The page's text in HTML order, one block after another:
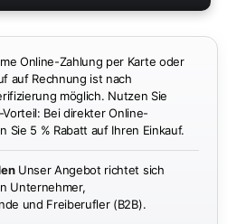
Online-Zahlung per Karte oder
auf Rechnung ist nach
möglich. Nutzen Sie
Bei direkter Online-
Sie 5 % Rabatt auf Ihren Einkauf.
Unser Angebot richtet sich
Unternehmer,
und Freiberufler (B2B).